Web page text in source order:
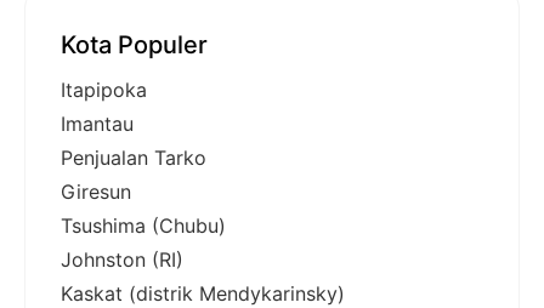
Kota Populer
Itapipoka
Imantau
Penjualan Tarko
Giresun
Tsushima (Chubu)
Johnston (RI)
Kaskat (distrik Mendykarinsky)